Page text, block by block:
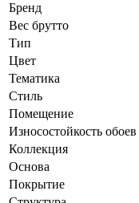
Бренд
Вес брутто
Тип
Цвет
Тематика
Стиль
Помещение
Износостойкость обоев
Коллекция
Основа
Покрытие